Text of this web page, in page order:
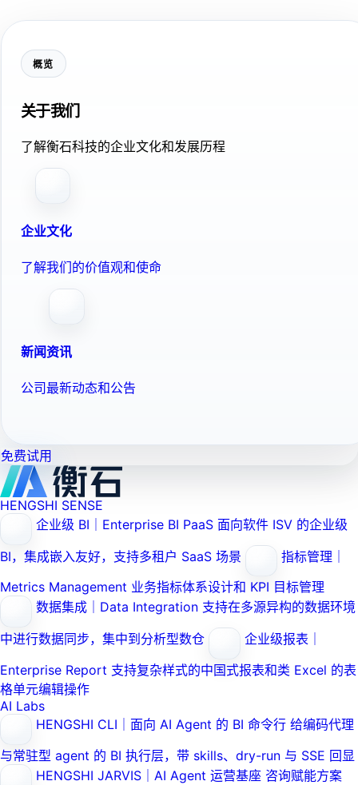
概览
关于我们
了解衡石科技的企业文化和发展历程
企业文化
了解我们的价值观和使命
新闻资讯
公司最新动态和公告
免费试用
HENGSHI SENSE
企业级 BI｜Enterprise BI PaaS 面向软件 ISV 的企业级
BI，集成嵌入友好，支持多租户 SaaS 场景
指标管理｜
Metrics Management 业务指标体系设计和 KPI 目标管理
数据集成｜Data Integration 支持在多源异构的数据环境
中进行数据同步，集中到分析型数仓
企业级报表｜
Enterprise Report 支持复杂样式的中国式报表和类 Excel 的表
格单元编辑操作
AI Labs
HENGSHI CLI｜面向 AI Agent 的 BI 命令行 给编码代理
与常驻型 agent 的 BI 执行层，带 skills、dry-run 与 SSE 回显
HENGSHI JARVIS｜AI Agent 运营基座 咨询赋能方案